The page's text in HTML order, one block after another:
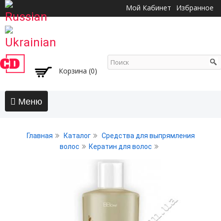
основному
Мой Кабинет Избранное
Корзина (0)
АКЦИИ
Безсульфатный уход
Главная Каталог
Средства для выпрямления
волос
Кератин для волос